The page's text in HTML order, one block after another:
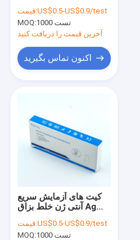
قیمت:US$0.5-US$0.9/test
MOQ:
1000 تست
آخرین قیمت را دریافت کنید
اکنون تماس بگیرید
کیت های آزمایش سریع
آنتی ژن خلط بزاق Ag
قیمت:US$0.5-US$0.9/test
MOQ:
1000 تست